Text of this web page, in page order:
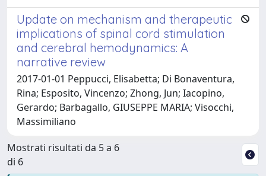
Update on mechanism and therapeutic
implications of spinal cord stimulation
and cerebral hemodynamics: A
narrative review
2017-01-01 Peppucci, Elisabetta; Di Bonaventura,
Rina; Esposito, Vincenzo; Zhong, Jun; Iacopino,
Gerardo; Barbagallo, GIUSEPPE MARIA; Visocchi,
Massimiliano
Mostrati risultati da 5 a 6
di 6